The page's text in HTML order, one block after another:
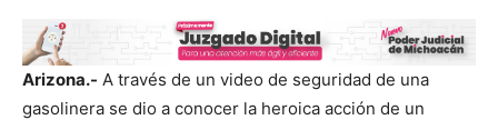
Arizona.- A través de un video de seguridad de una
gasolinera se dio a conocer la heroica acción de un